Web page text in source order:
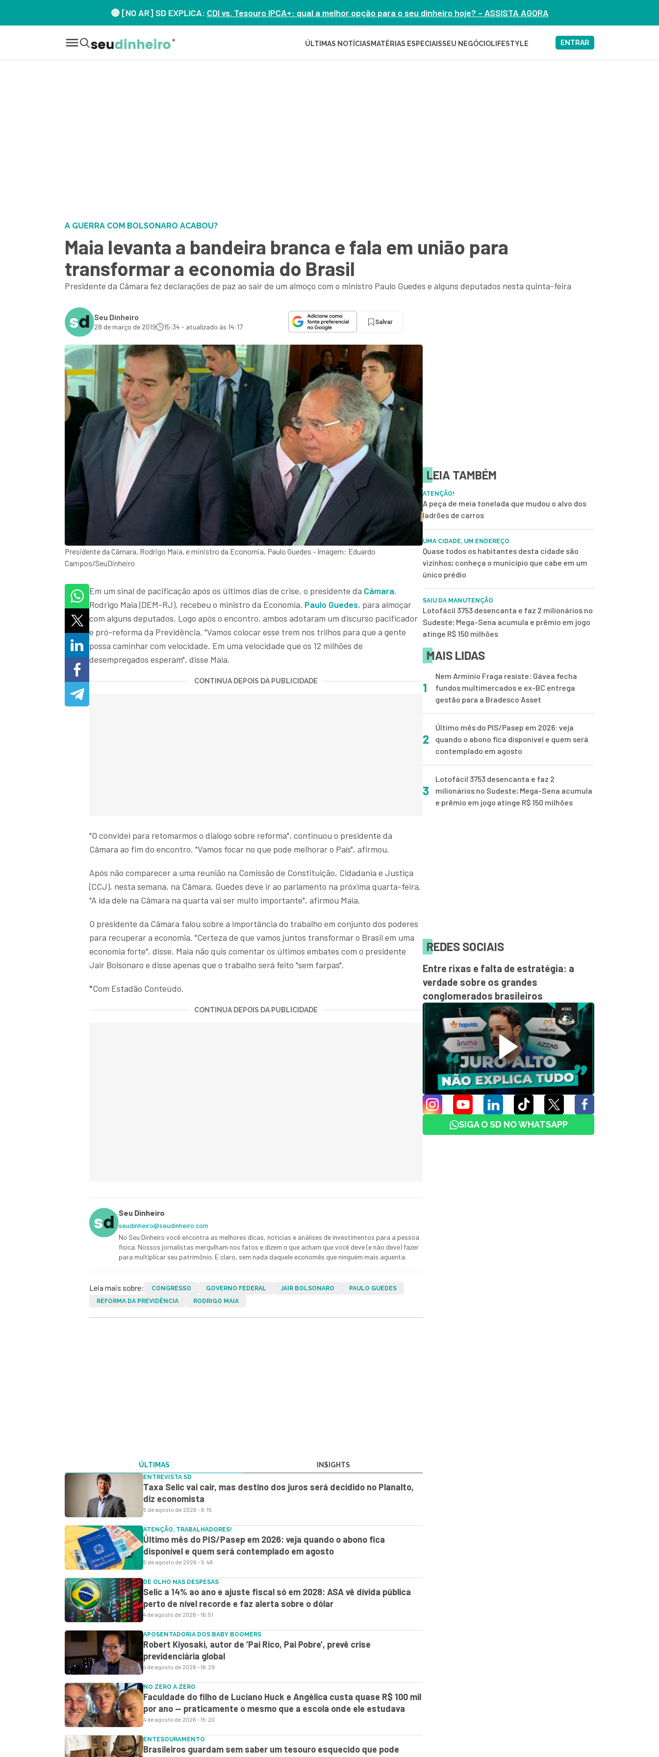
🔴 [NO AR] SD EXPLICA: CDI vs. Tesouro IPCA+: qual a melhor opção para o seu dinheiro hoje? – ASSISTA AGORA
ÚLTIMAS NOTÍCIAS MATÉRIAS ESPECIAISSEU NEGÓCIOLIFESTYLE ENTRAR
A GUERRA COM BOLSONARO ACABOU?
Maia levanta a bandeira branca e fala em união para
transformar a economia do Brasil
Presidente da Câmara fez declarações de paz ao sair de um almoço com o ministro Paulo Guedes e alguns deputados nesta quinta-feira
Seu Dinheiro
28 de março de 2019 15:34 - atualizado às 14:17
Salvar
Presidente da Câmara, Rodrigo Maia, e ministro da Economia, Paulo Guedes - Imagem: Eduardo
Campos/SeuDinheiro
Em um sinal de pacificação após os últimos dias de crise, o presidente da Câmara,
Rodrigo Maia (DEM-RJ), recebeu o ministro da Economia, Paulo Guedes, para almoçar
com alguns deputados. Logo após o encontro, ambos adotaram um discurso pacificador
e pró-reforma da Previdência. "Vamos colocar esse trem nos trilhos para que a gente
possa caminhar com velocidade. Em uma velocidade que os 12 milhões de
desempregados esperam", disse Maia.
CONTINUA DEPOIS DA PUBLICIDADE
"O convidei para retomarmos o dialogo sobre reforma", continuou o presidente da
Câmara ao fim do encontro. "Vamos focar no que pode melhorar o País", afirmou.
Após não comparecer a uma reunião na Comissão de Constituição, Cidadania e Justiça
(CCJ), nesta semana, na Câmara, Guedes deve ir ao parlamento na próxima quarta-feira.
"A ida dele na Câmara na quarta vai ser muito importante", afirmou Maia.
O presidente da Câmara falou sobre a importância do trabalho em conjunto dos poderes
para recuperar a economia. "Certeza de que vamos juntos transformar o Brasil em uma
economia forte", disse. Maia não quis comentar os últimos embates com o presidente
Jair Bolsonaro e disse apenas que o trabalho será feito "sem farpas".
*Com Estadão Conteúdo.
CONTINUA DEPOIS DA PUBLICIDADE
Seu Dinheiro
seudinheiro@seudinheiro.com
No Seu Dinheiro você encontra as melhores dicas, notícias e análises de investimentos para a pessoa
física. Nossos jornalistas mergulham nos fatos e dizem o que acham que você deve (e não deve) fazer
para multiplicar seu patrimônio. E claro, sem nada daquele economês que ninguém mais aguenta.
Leia mais sobre: CONGRESSO GOVERNO FEDERAL JAIR BOLSONARO
PAULO GUEDES
REFORMA DA PREVIDÊNCIA
RODRIGO MAIA
ÚLTIMAS IN$IGHTS
ENTREVISTA SD
Taxa Selic vai cair, mas destino dos juros será decidido no Planalto,
diz economista
5 de agosto de 2026 - 6:15
ATENÇÃO, TRABALHADORES!
Último mês do PIS/Pasep em 2026: veja quando o abono fica
disponível e quem será contemplado em agosto
5 de agosto de 2026 - 5:48
DE OLHO NAS DESPESAS
Selic a 14% ao ano e ajuste fiscal só em 2028: ASA vê dívida pública
perto de nível recorde e faz alerta sobre o dólar
4 de agosto de 2026 - 16:51
APOSENTADORIA DOS BABY BOOMERS
Robert Kiyosaki, autor de ‘Pai Rico, Pai Pobre’, prevê crise
previdenciária global
4 de agosto de 2026 - 16:29
NO ZERO A ZERO
Faculdade do filho de Luciano Huck e Angélica custa quase R$ 100 mil
por ano — praticamente o mesmo que a escola onde ele estudava
4 de agosto de 2026 - 15:20
ENTESOURAMENTO
Brasileiros guardam sem saber um tesouro esquecido que pode
LEIA TAMBÉM
ATENÇÃO!
A peça de meia tonelada que mudou o alvo dos
ladrões de carros
UMA CIDADE, UM ENDEREÇO
Quase todos os habitantes desta cidade são
vizinhos; conheça o município que cabe em um
único prédio
SAIU DA MANUTENÇÃO
Lotofácil 3753 desencanta e faz 2 milionários no
Sudeste; Mega-Sena acumula e prêmio em jogo
atinge R$ 150 milhões
MAIS LIDAS
1
Nem Armínio Fraga resiste: Gávea fecha
fundos multimercados e ex-BC entrega
gestão para a Bradesco Asset
2
Último mês do PIS/Pasep em 2026: veja
quando o abono fica disponível e quem será
contemplado em agosto
3
Lotofácil 3753 desencanta e faz 2
milionários no Sudeste; Mega-Sena acumula
e prêmio em jogo atinge R$ 150 milhões
REDES SOCIAIS
Entre rixas e falta de estratégia: a
verdade sobre os grandes
conglomerados brasileiros
SIGA O SD NO WHATSAPP